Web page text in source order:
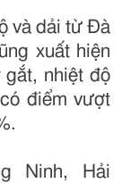
và dải từ Đà
xuất hiện
gắt, nhiệt độ
điểm vượt
Ninh, Hải